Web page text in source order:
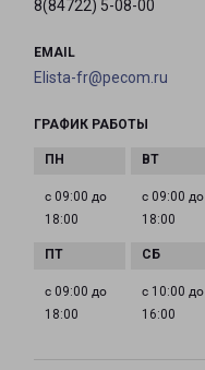
8(84722) 5-08-00
EMAIL
Elista-fr@pecom.ru
ГРАФИК РАБОТЫ
с 09:00 до
18:00
с 09:00 до
18:00
с 09:00 до
18:00
с 10:00 до
16:00